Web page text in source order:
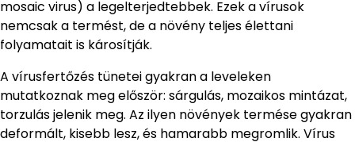
mosaic virus) a legelterjedtebbek. Ezek a vírusok
nemcsak a termést, de a növény teljes élettani
folyamatait is károsítják.
A vírusfertőzés tünetei gyakran a leveleken
mutatkoznak meg először: sárgulás, mozaikos mintázat,
torzulás jelenik meg. Az ilyen növények termése gyakran
deformált, kisebb lesz, és hamarabb megromlik. Vírus